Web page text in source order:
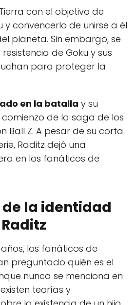
con el objetivo de
y convencerlo de unirse a él
planeta. Sin embargo, se
de Goku y sus
para proteger la
en la batalla y su
de la saga de los
Ball Z. A pesar de su corta
Raditz dejó una
en los fanáticos de
de la identidad
los fanáticos de
preguntado quién es el
nunca se menciona en
teorías y